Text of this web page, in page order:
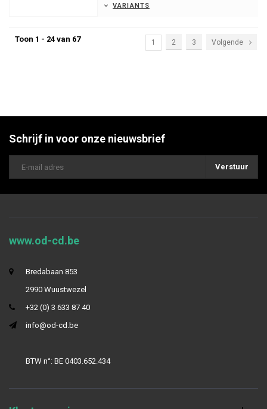
VARIANTS
Toon 1 - 24 van 67 1 2 3 Volgende
Schrijf in voor onze nieuwsbrief
Verstuur
www.od-cd.be
Bredabaan 853
2990 Wuustwezel
+32 (0) 3 633 87 40
info@od-cd.be
BTW n°: BE 0403.652.434